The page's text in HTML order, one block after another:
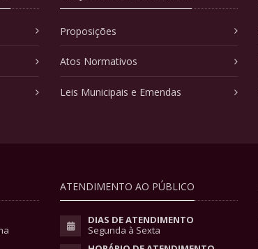
Proposições
Atos Normativos
Leis Municipais e Emendas
ATENDIMENTO AO PÚBLICO
DIAS DE ATENDIMENTO
Segunda à Sexta